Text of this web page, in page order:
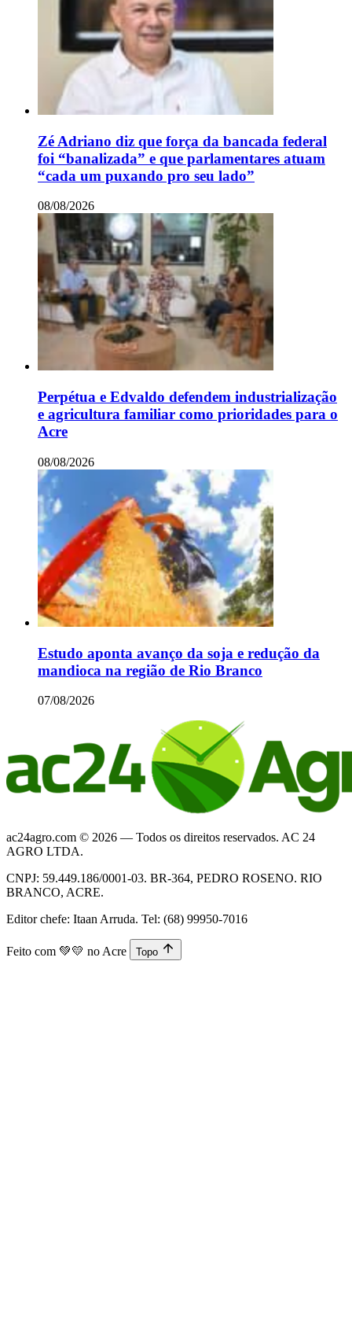
Zé Adriano diz que força da bancada federal
foi “banalizada” e que parlamentares atuam
“cada um puxando pro seu lado”
08/08/2026
Perpétua e Edvaldo defendem industrialização
e agricultura familiar como prioridades para o
Acre
08/08/2026
Estudo aponta avanço da soja e redução da
mandioca na região de Rio Branco
07/08/2026
ac24agro.com © 2026 — Todos os direitos reservados. AC 24
AGRO LTDA.
CNPJ: 59.449.186/0001-03. BR-364, PEDRO ROSENO. RIO
BRANCO, ACRE.
Editor chefe: Itaan Arruda. Tel: (68) 99950-7016
Feito com 💚💛 no Acre Topo